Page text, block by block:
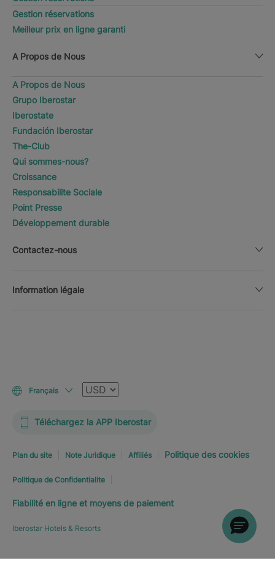
Gestion réservations
Meilleur prix en ligne garanti
A Propos de Nous
A Propos de Nous
Grupo Iberostar
Iberostate
Fundación Iberostar
The-Club
Qui sommes-nous?
Croissance
Responsabilite Sociale
Point Presse
Développement durable
Contactez-nous
Information légale
Français Devise
Téléchargez la APP Iberostar
Plan du site Note Juridique Affiliés Politique des cookies
Politique de Confidentialite
Fiabilité en ligne et moyens de paiement
Iberostar Hotels & Resorts